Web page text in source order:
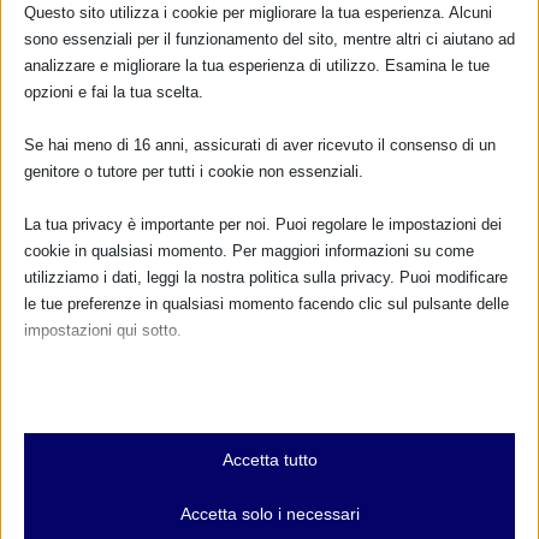
CALENDARIO EVENTI
Non ci sono eventi
TUTTI GLI EVENTI
FARMACI IN ALLATTAMENTO E
GRAVIDANZA
Maggiori informazioni
Questo sito utilizza i cookie per migliorare la tua esperienza. Alcuni
sono essenziali per il funzionamento del sito, mentre altri ci aiutano ad
analizzare e migliorare la tua esperienza di utilizzo. Esamina le tue
opzioni e fai la tua scelta.
Se hai meno di 16 anni, assicurati di aver ricevuto il consenso di un
genitore o tutore per tutti i cookie non essenziali.
La tua privacy è importante per noi. Puoi regolare le impostazioni dei
cookie in qualsiasi momento. Per maggiori informazioni su come
utilizziamo i dati, leggi la nostra politica sulla privacy. Puoi modificare
le tue preferenze in qualsiasi momento facendo clic sul pulsante delle
impostazioni qui sotto.
Essenziali
I cookie e i servizi essenziali abilitano le funzioni di base e sono
e servizi non richiedono il consenso dell'utente secondo il GDPR.
Accetta tutto
Accetta solo i necessari